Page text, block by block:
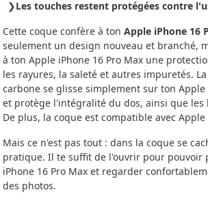
Les touches restent protégées contre
Cette coque confère à ton Apple iPhone 16
seulement un design nouveau et branché,
à ton Apple iPhone 16 Pro Max une
les rayures, la saleté et autres impuretés.
carbone se glisse simplement sur ton Apple
et protège l'intégralité du dos, ainsi que les
De plus, la coque est compatible avec Apple
Mais ce n'est pas tout : dans la coque se
pratique. Il te suffit de l'ouvrir pour pouvoir
iPhone 16 Pro Max et regarder
des photos.